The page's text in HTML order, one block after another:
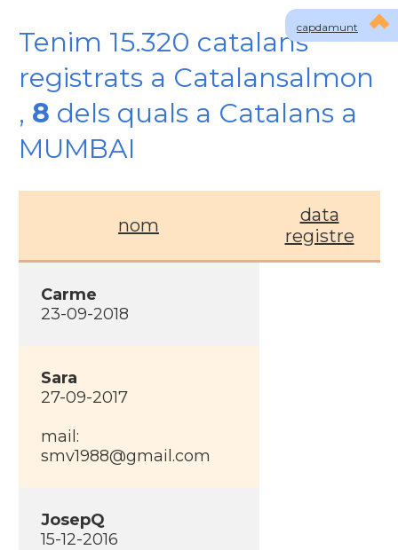
capdamunt
Tenim 15.320 catalans
registrats a Catalansalmon
, 8 dels quals a Catalans a
MUMBAI
nom
data
registre
Carme
23-09-2018
Sara
27-09-2017
mail:
smv1988@gmail.com
JosepQ
15-12-2016